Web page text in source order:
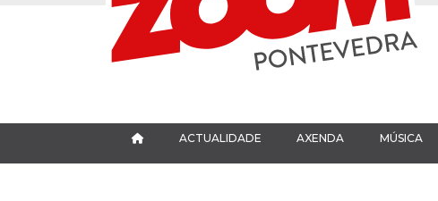
ACTUALIDADE AXENDA MÚSICA